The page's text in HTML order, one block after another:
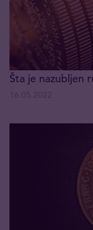
Šta je nazubljen